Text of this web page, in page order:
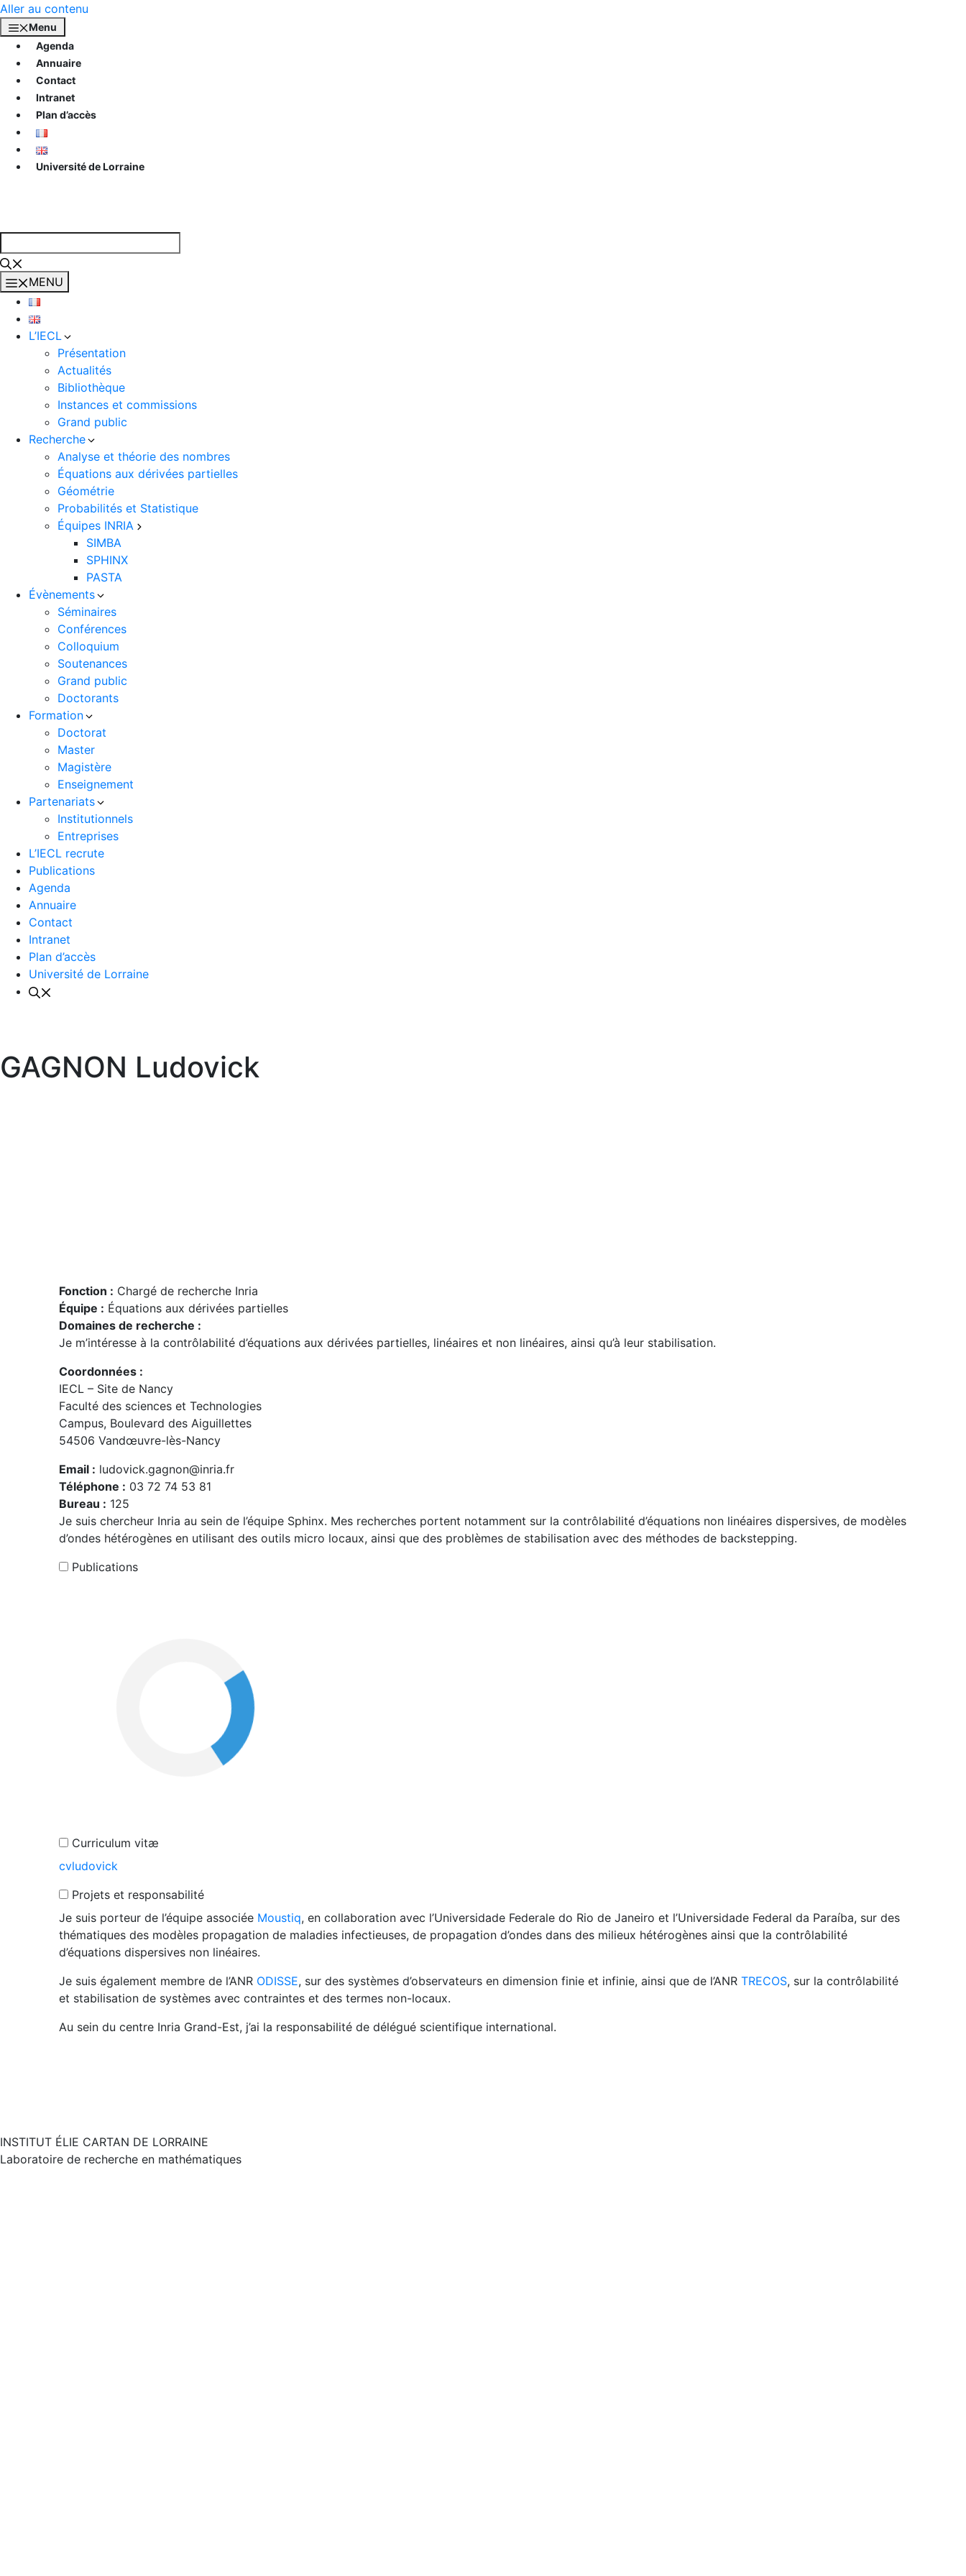
Aller au contenu
Menu
Agenda
Annuaire
Contact
Intranet
Plan d’accès
Université de Lorraine
MENU
L’IECL
Présentation
Actualités
Bibliothèque
Instances et commissions
Grand public
Recherche
Analyse et théorie des nombres
Équations aux dérivées partielles
Géométrie
Probabilités et Statistique
Équipes INRIA
SIMBA
SPHINX
PASTA
Évènements
Séminaires
Conférences
Colloquium
Soutenances
Grand public
Doctorants
Formation
Doctorat
Master
Magistère
Enseignement
Partenariats
Institutionnels
Entreprises
L’IECL recrute
Publications
Agenda
Annuaire
Contact
Intranet
Plan d’accès
Université de Lorraine
GAGNON Ludovick
Fonction : Chargé de recherche Inria
Équipe : Équations aux dérivées partielles
Domaines de recherche :
Je m’intéresse à la contrôlabilité d’équations aux dérivées partielles, linéaires et non linéaires, ainsi qu’à leur stabilisation.
Coordonnées :
IECL – Site de Nancy
Faculté des sciences et Technologies
Campus, Boulevard des Aiguillettes
54506 Vandœuvre-lès-Nancy
Email : ludovick.gagnon@inria.fr
Téléphone : 03 72 74 53 81
Bureau : 125
Je suis chercheur Inria au sein de l’équipe Sphinx. Mes recherches portent notamment sur la contrôlabilité d’équations non linéaires dispersives, de modèles
d’ondes hétérogènes en utilisant des outils micro locaux, ainsi que des problèmes de stabilisation avec des méthodes de backstepping.
Publications
Curriculum vitæ
cvludovick
Projets et responsabilité
Je suis porteur de l’équipe associée Moustiq, en collaboration avec l’Universidade Federale do Rio de Janeiro et l’Universidade Federal da Paraíba, sur des
thématiques des modèles propagation de maladies infectieuses, de propagation d’ondes dans des milieux hétérogènes ainsi que la contrôlabilité
d’équations dispersives non linéaires.
Je suis également membre de l’ANR ODISSE, sur des systèmes d’observateurs en dimension finie et infinie, ainsi que de l’ANRTRECOS, sur la contrôlabilité
et stabilisation de systèmes avec contraintes et des termes non-locaux.
Au sein du centre Inria Grand-Est, j’ai la responsabilité de délégué scientifique international.
INSTITUT ÉLIE CARTAN DE LORRAINE
Laboratoire de recherche en mathématiques